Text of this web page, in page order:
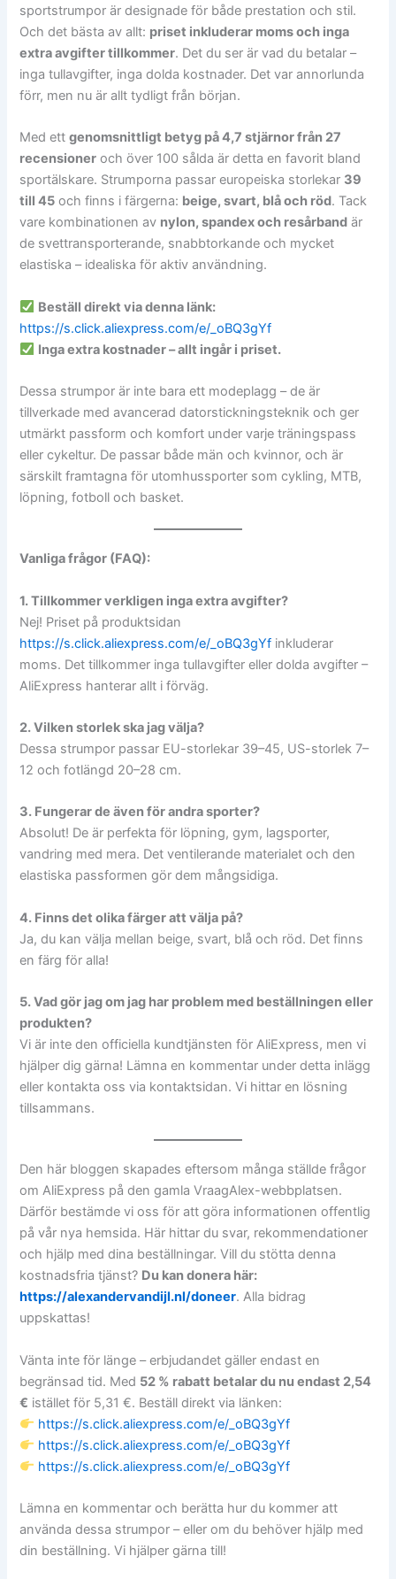
sportstrumpor är designade för både prestation och stil.
Och det bästa av allt: priset inkluderar moms och inga
extra avgifter tillkommer. Det du ser är vad du betalar –
inga tullavgifter, inga dolda kostnader. Det var annorlunda
förr, men nu är allt tydligt från början.
Med ettgenomsnittligt betyg på 4,7 stjärnor från 27
recensioner och över 100 sålda är detta en favorit bland
sportälskare. Strumporna passar europeiska storlekar 39
till 45 och finns i färgerna: beige, svart, blå och röd. Tack
vare kombinationen av nylon, spandex och resårband är
de svettransporterande, snabbtorkande och mycket
elastiska – idealiska för aktiv användning.
Beställ direkt via denna länk:
https://s.click.aliexpress.com/e/_oBQ3gYf
Inga extra kostnader – allt ingår i priset.
Dessa strumpor är inte bara ett modeplagg – de är
tillverkade med avancerad datorstickningsteknik och ger
utmärkt passform och komfort under varje träningspass
eller cykeltur. De passar både män och kvinnor, och är
särskilt framtagna för utomhussporter som cykling, MTB,
löpning, fotboll och basket.
Vanliga frågor (FAQ):
1. Tillkommer verkligen inga extra avgifter?
Nej! Priset på produktsidan
https://s.click.aliexpress.com/e/_oBQ3gYf inkluderar
moms. Det tillkommer inga tullavgifter eller dolda avgifter –
AliExpress hanterar allt i förväg.
2. Vilken storlek ska jag välja?
Dessa strumpor passar EU-storlekar 39–45, US-storlek 7–
12 och fotlängd 20–28 cm.
3. Fungerar de även för andra sporter?
Absolut! De är perfekta för löpning, gym, lagsporter,
vandring med mera. Det ventilerande materialet och den
elastiska passformen gör dem mångsidiga.
4. Finns det olika färger att välja på?
Ja, du kan välja mellan beige, svart, blå och röd. Det finns
en färg för alla!
5. Vad gör jag om jag har problem med beställningen eller
produkten?
Vi är inte den officiella kundtjänsten för AliExpress, men vi
hjälper dig gärna! Lämna en kommentar under detta inlägg
eller kontakta oss via kontaktsidan. Vi hittar en lösning
tillsammans.
Den här bloggen skapades eftersom många ställde frågor
om AliExpress på den gamla VraagAlex-webbplatsen.
Därför bestämde vi oss för att göra informationen offentlig
på vår nya hemsida. Här hittar du svar, rekommendationer
och hjälp med dina beställningar. Vill du stötta denna
kostnadsfria tjänst? Du kan donera här:
https://alexandervandijl.nl/doneer. Alla bidrag
uppskattas!
Vänta inte för länge – erbjudandet gäller endast en
begränsad tid. Med 52 % rabatt betalar du nu endast 2,54
€ istället för 5,31 €. Beställ direkt via länken:
https://s.click.aliexpress.com/e/_oBQ3gYf
https://s.click.aliexpress.com/e/_oBQ3gYf
https://s.click.aliexpress.com/e/_oBQ3gYf
Lämna en kommentar och berätta hur du kommer att
använda dessa strumpor – eller om du behöver hjälp med
din beställning. Vi hjälper gärna till!